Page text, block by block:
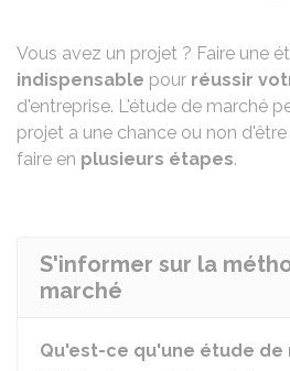
Vous avez un projet ? Faire une
indispensable pour réussir
d'entreprise. L'étude de marché
projet a une chance ou non d'être
faire en plusieurs étapes.
S'informer sur la
marché
Qu'est-ce qu'une étude de